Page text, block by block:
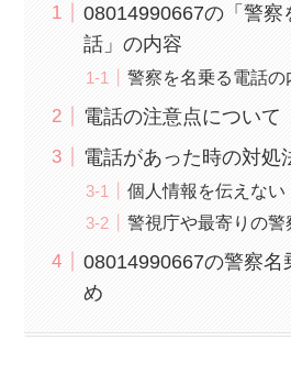
08014990667の「警察
話」の内容
警察を名乗る電話の
電話の注意点について
電話があった時の対処
個人情報を伝えない
警視庁や最寄りの
08014990667の警察名
め